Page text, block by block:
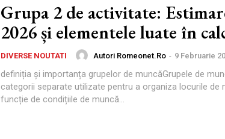
Grupa 2 de activitate:
2026 și elementele luate în
DIVERSE NOUTATI Autori Romeonet.ro - 9 Februarie
definiția și importanța grupelor de muncăGrupele de
categorii separate utilizate pentru a organiza locurile de
funcție de condițiile de muncă...